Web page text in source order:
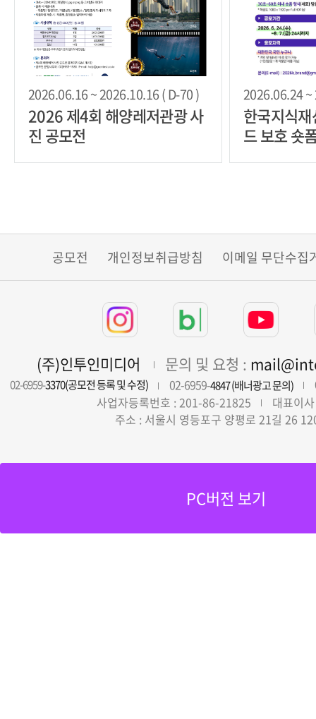
2026.06.16 ~ 2026.10.16 ( D-70 )
2026 제4회 해양레저관광 사
진 공모전
2026.06.24
한국지식
드 보호 숏
공모전 개인정보취급방침 이메일 무단수집
(주)인투인미디어 문의 및 요청 :
02-6959-3370(공모전 등록 및 수정) 02-6959-4847 (배너광고 문의)
사업자등록번호 : 201-86-21825
대표이
주소 : 서울시 영등포구 양평로 21길 26
PC버전 보기